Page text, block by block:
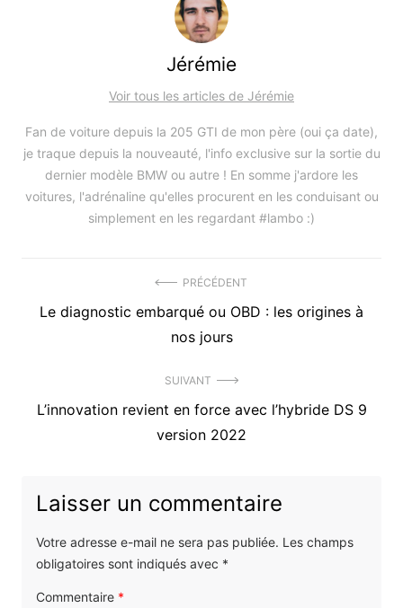
Jérémie
Voir tous les articles de Jérémie
Fan de voiture depuis la 205 GTI de mon père (oui ça date),
je traque depuis la nouveauté, l'info exclusive sur la sortie du
dernier modèle BMW ou autre ! En somme j'ardore les
voitures, l'adrénaline qu'elles procurent en les conduisant ou
simplement en les regardant #lambo :)
de
PRÉCÉDENT
Précédent
Le diagnostic embarqué ou OBD : les origines à
nos jours
SUIVANT
Article
L’innovation revient en force avec l’hybride DS 9
version 2022
Laisser un commentaire
Votre adresse e-mail ne sera pas publiée. Les champs
obligatoires sont indiqués avec *
Commentaire *